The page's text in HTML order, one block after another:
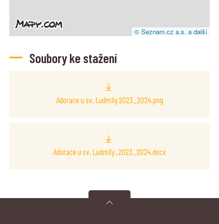
© Seznam.cz a.s. a další
Soubory ke stažení
Adorace u sv. Ludmily 2023_2024.png
Adorace u sv. Ludmily_2023_2024.docx